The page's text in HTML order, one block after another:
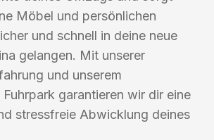
Möbel und persönlichen
und schnell in deine neue
gelangen. Mit unserer
und unserem
garantieren wir dir eine
stressfreie Abwicklung deines